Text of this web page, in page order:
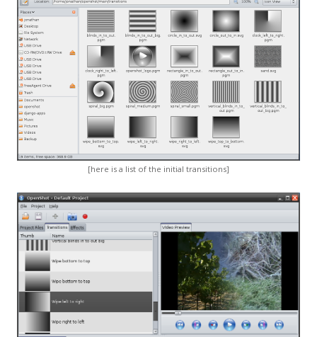
[here is a list of the initial transitions]